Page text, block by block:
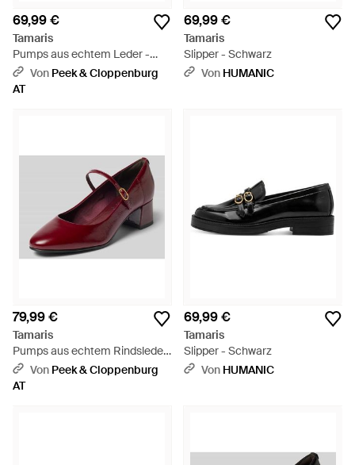
69,99 €
Tamaris
Pumps aus echtem Leder -
Braun
Von Peek & Cloppenburg
AT
69,99 €
Tamaris
Slipper - Schwarz
Von HUMANIC
79,99 €
Tamaris
Pumps aus echtem Rindsleder
- LilaVon Peek & Cloppenburg
AT
69,99 €
Tamaris
Slipper - Schwarz
Von HUMANIC